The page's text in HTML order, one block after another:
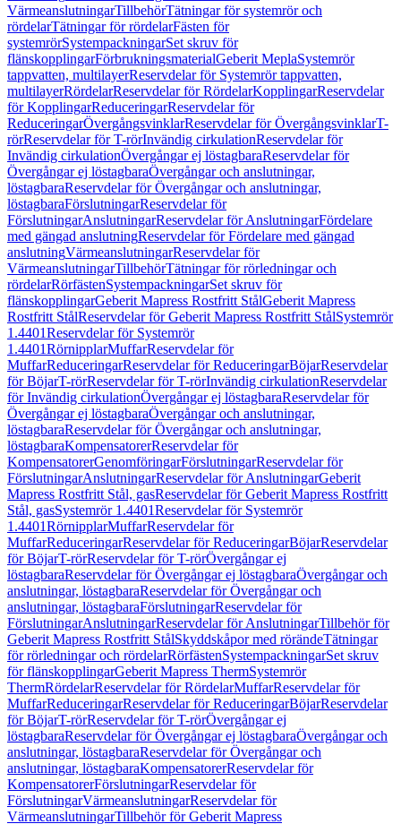
VärmeanslutningarTillbehörTätningar för systemrör och
rördelarTätningar för rördelarFästen för
systemrörSystempackningarSet skruv för
flänskopplingarFörbrukningsmaterialGeberit MeplaSystemrör
tappvatten, multilayerReservdelar för Systemrör tappvatten,
multilayerRördelarReservdelar för RördelarKopplingarReservdelar
för KopplingarReduceringarReservdelar för
ReduceringarÖvergångsvinklarReservdelar för ÖvergångsvinklarT-
rörReservdelar för T-rörInvändig cirkulationReservdelar för
Invändig cirkulationÖvergångar ej löstagbaraReservdelar för
Övergångar ej löstagbaraÖvergångar och anslutningar,
löstagbaraReservdelar för Övergångar och anslutningar,
löstagbaraFörslutningarReservdelar för
FörslutningarAnslutningarReservdelar för AnslutningarFördelare
med gängad anslutningReservdelar för Fördelare med gängad
anslutningVärmeanslutningarReservdelar för
VärmeanslutningarTillbehörTätningar för rörledningar och
rördelarRörfästenSystempackningarSet skruv för
flänskopplingarGeberit Mapress Rostfritt StålGeberit Mapress
Rostfritt StålReservdelar för Geberit Mapress Rostfritt StålSystemrör
1.4401Reservdelar för Systemrör
1.4401RörnipplarMuffarReservdelar för
MuffarReduceringarReservdelar för ReduceringarBöjarReservdelar
för BöjarT-rörReservdelar för T-rörInvändig cirkulationReservdelar
för Invändig cirkulationÖvergångar ej löstagbaraReservdelar för
Övergångar ej löstagbaraÖvergångar och anslutningar,
löstagbaraReservdelar för Övergångar och anslutningar,
löstagbaraKompensatorerReservdelar för
KompensatorerGenomföringarFörslutningarReservdelar för
FörslutningarAnslutningarReservdelar för AnslutningarGeberit
Mapress Rostfritt Stål, gasReservdelar för Geberit Mapress Rostfritt
Stål, gasSystemrör 1.4401Reservdelar för Systemrör
1.4401RörnipplarMuffarReservdelar för
MuffarReduceringarReservdelar för ReduceringarBöjarReservdelar
för BöjarT-rörReservdelar för T-rörÖvergångar ej
löstagbaraReservdelar för Övergångar ej löstagbaraÖvergångar och
anslutningar, löstagbaraReservdelar för Övergångar och
anslutningar, löstagbaraFörslutningarReservdelar för
FörslutningarAnslutningarReservdelar för AnslutningarTillbehör för
Geberit Mapress Rostfritt StålSkyddskåpor med rörändeTätningar
för rörledningar och rördelarRörfästenSystempackningarSet skruv
för flänskopplingarGeberit Mapress ThermSystemrör
ThermRördelarReservdelar för RördelarMuffarReservdelar för
MuffarReduceringarReservdelar för ReduceringarBöjarReservdelar
för BöjarT-rörReservdelar för T-rörÖvergångar ej
löstagbaraReservdelar för Övergångar ej löstagbaraÖvergångar och
anslutningar, löstagbaraReservdelar för Övergångar och
anslutningar, löstagbaraKompensatorerReservdelar för
KompensatorerFörslutningarReservdelar för
FörslutningarVärmeanslutningarReservdelar för
VärmeanslutningarTillbehör för Geberit Mapress